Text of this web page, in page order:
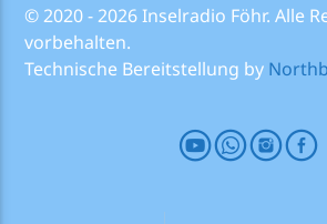
© 2020 - 2026 Inselradio Föhr. Alle
vorbehalten.
Technische Bereitstellung by